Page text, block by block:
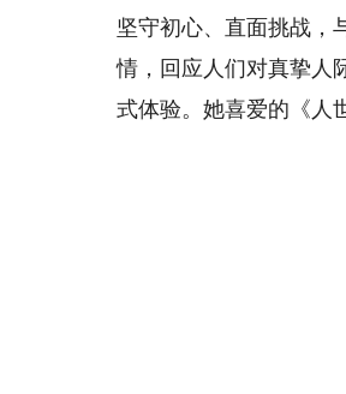
坚守初心、直面挑战，
情，回应人们对真挚人
式体验。她喜爱的《人